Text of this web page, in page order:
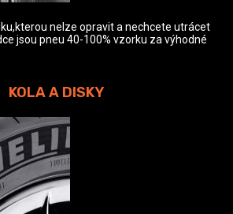
nelze opravit a nechcete utrácet
jsou pneu 40-100% vzorku za výhodné
KOLA A DISKY